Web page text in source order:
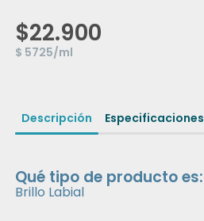
$22.900
$ 5725/ml
Descripción Especificaciones
Qué tipo de producto es:
Brillo Labial